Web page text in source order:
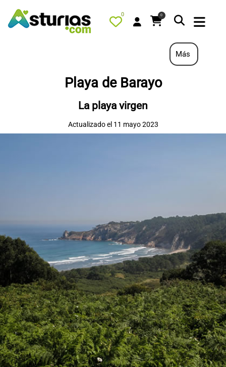
0 0
PORTADA
QUÉ HACER
ALOJAMIENTOS
CONTACTO
Más
Playa de Barayo
La playa virgen
Actualizado el 11 mayo 2023